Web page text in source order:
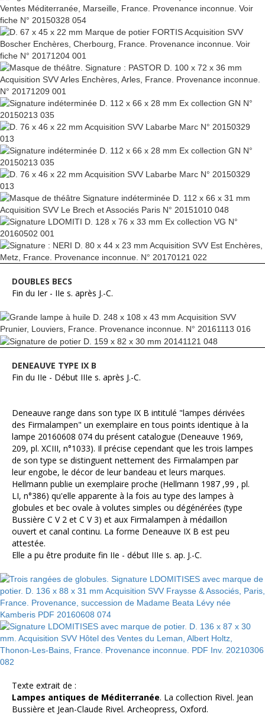
DOUBLES BECS
Fin du Ier - IIe s. après J.-C.
DENEAUVE TYPE IX B
Fin du IIe - Début IIIe s. après J.-C.
Deneauve range dans son type IX B intitulé "lampes dérivées
des Firmalampen" un exemplaire en tous points identique à la
lampe 20160608 074 du présent catalogue (Deneauve 1969,
209, pl. XCIII, n°1033). Il précise cependant que les trois lampes
de son type se distinguent nettement des Firmalampen par
leur engobe, le décor de leur bandeau et leurs marques.
Hellmann publie un exemplaire proche (Hellmann 1987 ,99 , pl.
LI, n°386) qu'elle apparente à la fois au type des lampes à
globules et bec ovale à volutes simples ou dégénérées (type
Bussière C V 2 et C V 3) et aux Firmalampen à médaillon
ouvert et canal continu. La forme Deneauve IX B est peu
attestée.
Elle a pu être produite fin IIe - début IIIe s. ap. J.-C.
Texte extrait de :
Lampes antiques de Méditerranée. La collection Rivel. Jean
Bussière et Jean-Claude Rivel. Archeopress, Oxford.